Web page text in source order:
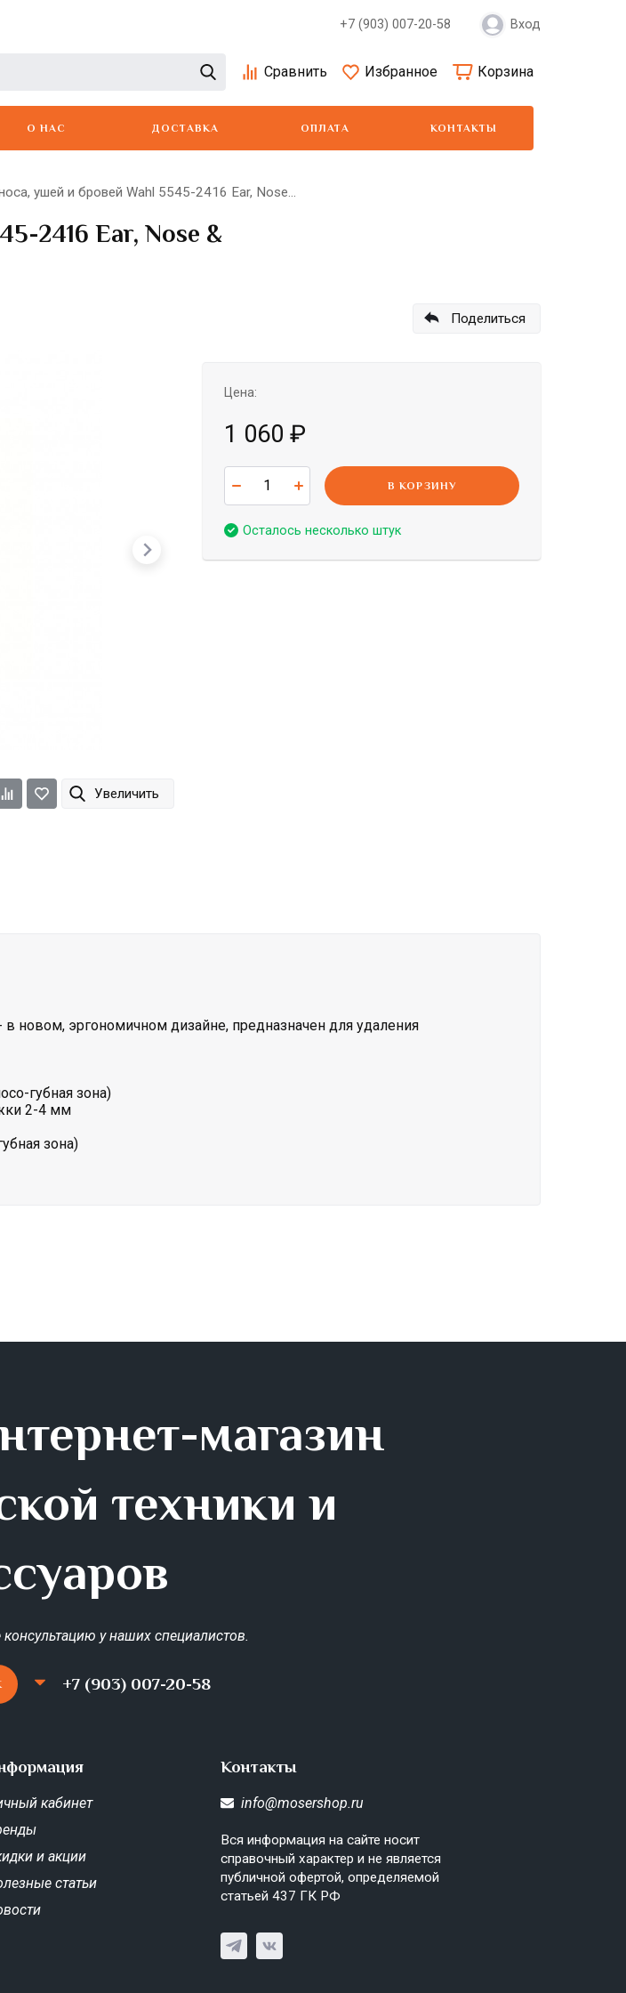
+7 (903) 007-20-58 Вход
Сравнить Избранное Корзина
О НАС ДОСТАВКА ОПЛАТА КОНТАКТЫ
ушей и бровей Wahl 5545-2416 Ear, Nose...
2416 Ear, Nose &
Увеличить
Поделиться
Цена:
1 060 ₽
В КОРЗИНУ
Осталось несколько штук
новом, эргономичном дизайне, предназначен для удаления
губная зона)
2-4 мм
зона)
магазин
техники и
у наших специалистов.
+7 (903) 007-20-58
кабинет
и акции
статьи
Контакты
info@mosershop.ru
Вся информация на сайте носит
справочный характер и не является
публичной офертой, определяемой
статьей 437 ГК РФ